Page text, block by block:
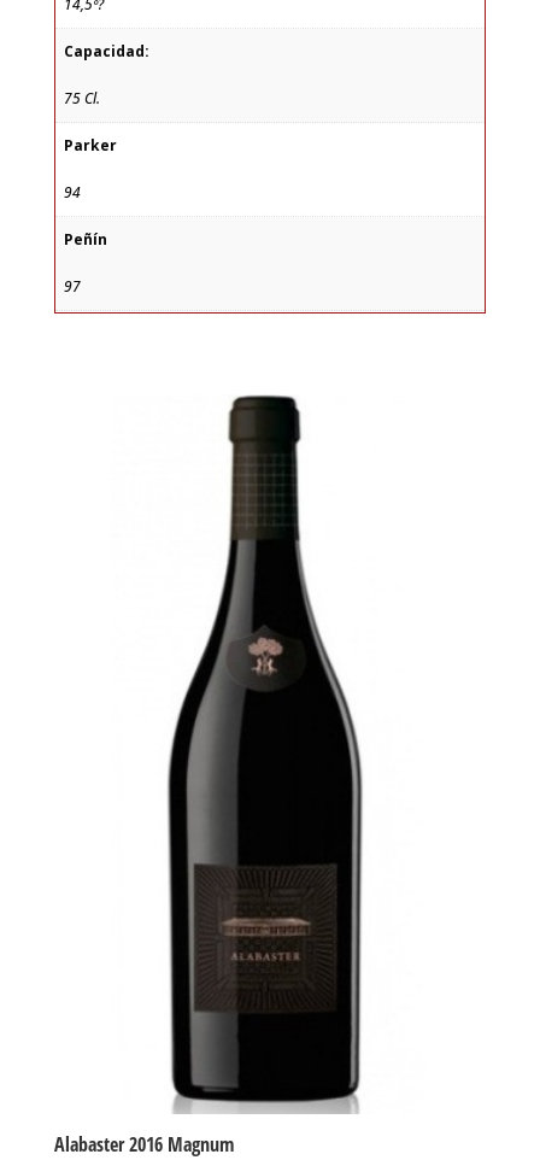
Capacidad:
75 Cl.
Parker
94
Peñín
97
Alabaster 2016 Magnum